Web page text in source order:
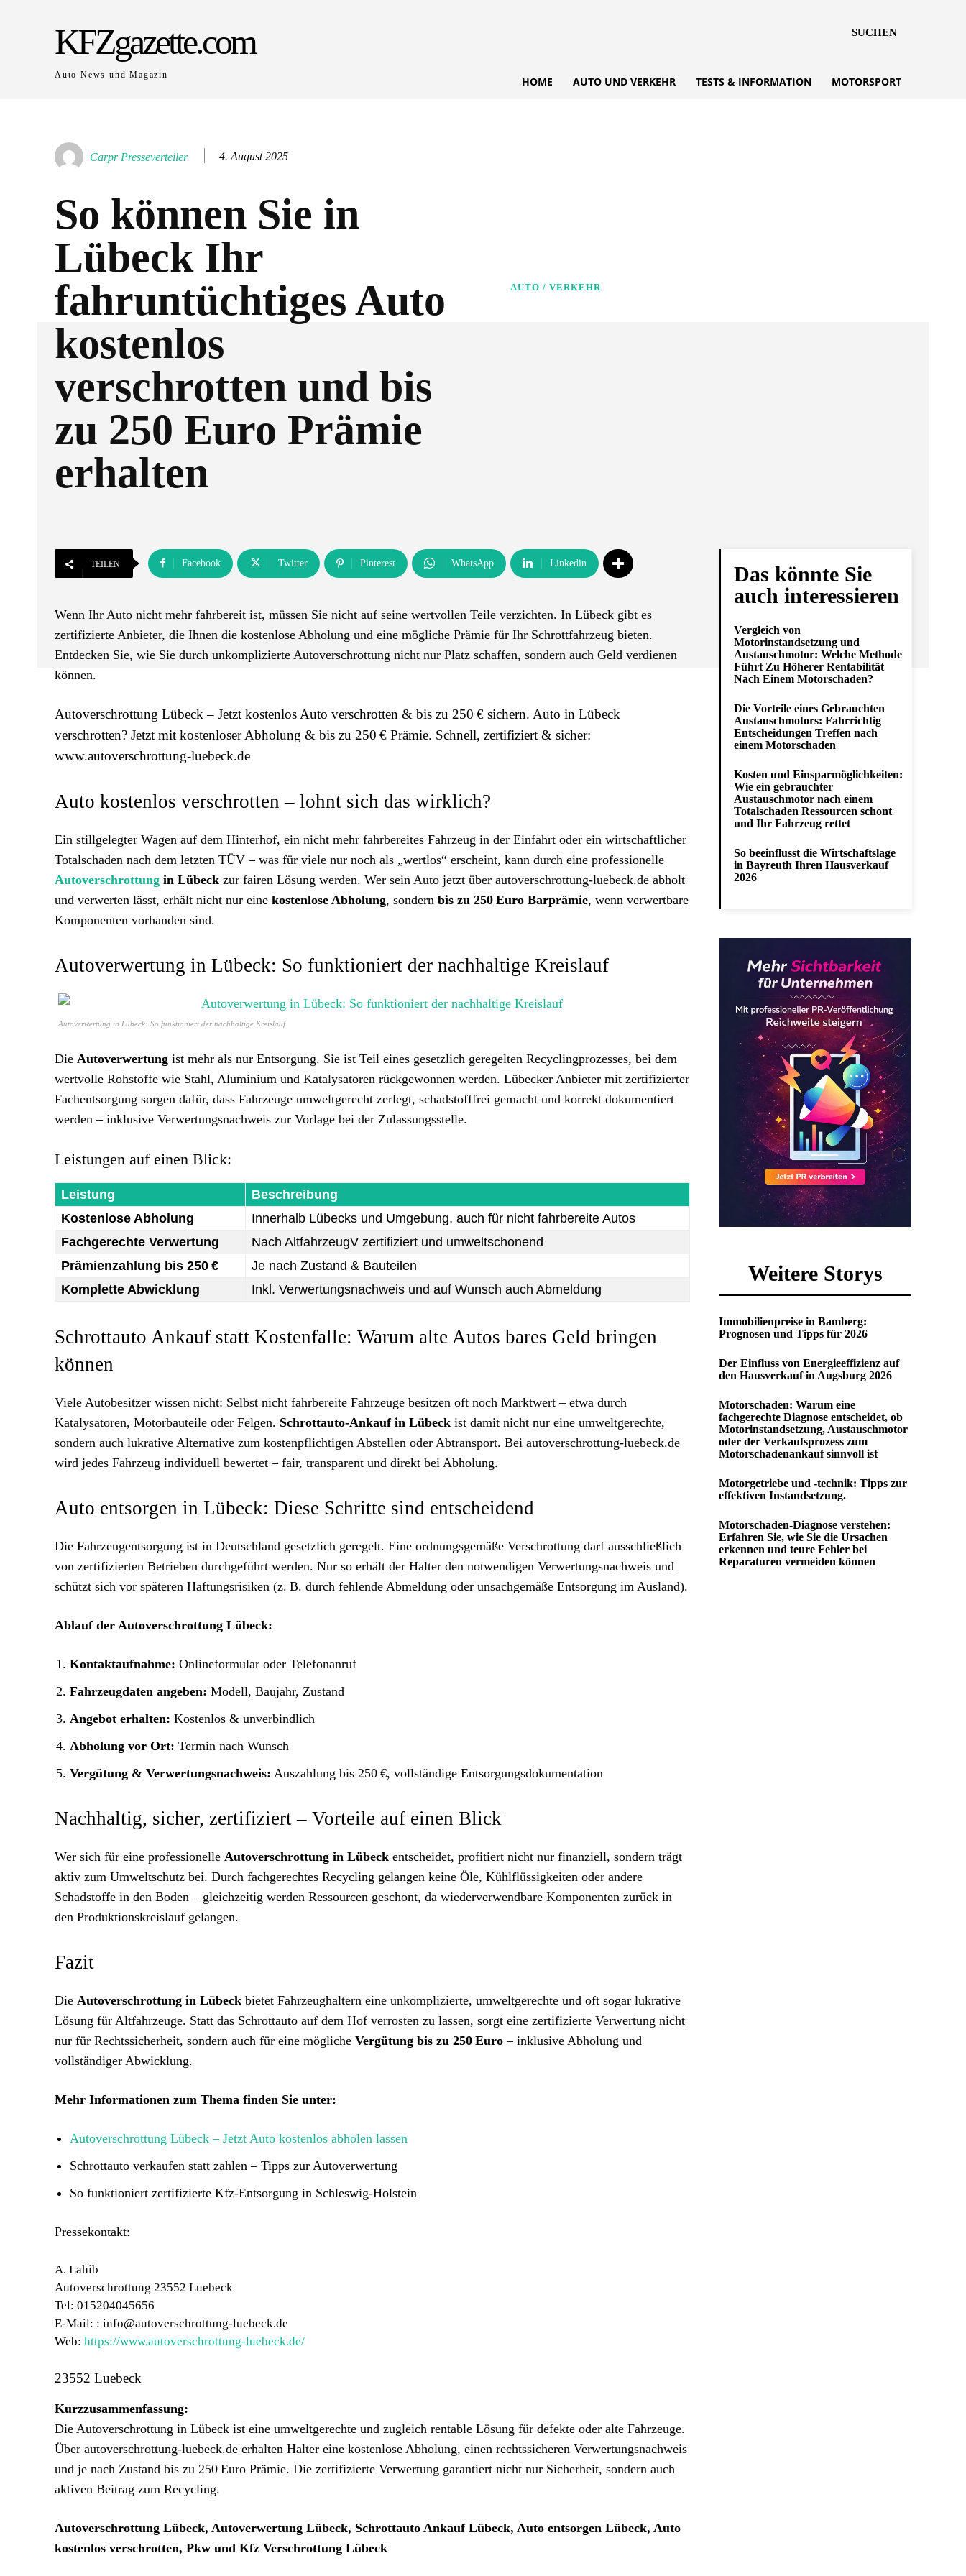
KFZgazette.com
Auto News und Magazin
SUCHEN
HOME AUTO UND VERKEHR TESTS & INFORMATION MOTORSPORT
Carpr Presseverteiler 4. August 2025
So können Sie in
Lübeck Ihr
fahruntüchtiges Auto
kostenlos
verschrotten und bis
zu 250 Euro Prämie
erhalten
AUTO / VERKEHR
TEILEN Facebook Twitter Pinterest WhatsApp Linkedin
Wenn Ihr Auto nicht mehr fahrbereit ist, müssen Sie nicht auf seine wertvollen Teile verzichten. In Lübeck gibt es
zertifizierte Anbieter, die Ihnen die kostenlose Abholung und eine mögliche Prämie für Ihr Schrottfahrzeug bieten.
Entdecken Sie, wie Sie durch unkomplizierte Autoverschrottung nicht nur Platz schaffen, sondern auch Geld verdienen
können.
Autoverschrottung Lübeck – Jetzt kostenlos Auto verschrotten & bis zu 250 € sichern. Auto in Lübeck
verschrotten? Jetzt mit kostenloser Abholung & bis zu 250 € Prämie. Schnell, zertifiziert & sicher:
www.autoverschrottung-luebeck.de
Auto kostenlos verschrotten – lohnt sich das wirklich?
Ein stillgelegter Wagen auf dem Hinterhof, ein nicht mehr fahrbereites Fahrzeug in der Einfahrt oder ein wirtschaftlicher
Totalschaden nach dem letzten TÜV – was für viele nur noch als „wertlos“ erscheint, kann durch eine professionelle
Autoverschrottung in Lübeck zur fairen Lösung werden. Wer sein Auto jetzt über autoverschrottung-luebeck.de abholt
und verwerten lässt, erhält nicht nur eine kostenlose Abholung, sondern bis zu 250 Euro Barprämie, wenn verwertbare
Komponenten vorhanden sind.
Autoverwertung in Lübeck: So funktioniert der nachhaltige Kreislauf
Autoverwertung in Lübeck: So funktioniert der nachhaltige Kreislauf
Die Autoverwertung ist mehr als nur Entsorgung. Sie ist Teil eines gesetzlich geregelten Recyclingprozesses, bei dem
wertvolle Rohstoffe wie Stahl, Aluminium und Katalysatoren rückgewonnen werden. Lübecker Anbieter mit zertifizierter
Fachentsorgung sorgen dafür, dass Fahrzeuge umweltgerecht zerlegt, schadstofffrei gemacht und korrekt dokumentiert
werden – inklusive Verwertungsnachweis zur Vorlage bei der Zulassungsstelle.
Leistungen auf einen Blick:
Leistung
Beschreibung
Kostenlose Abholung
Innerhalb Lübecks und Umgebung, auch für nicht fahrbereite Autos
Fachgerechte Verwertung
Nach AltfahrzeugV zertifiziert und umweltschonend
Prämienzahlung bis 250 €
Je nach Zustand & Bauteilen
Komplette Abwicklung
Inkl. Verwertungsnachweis und auf Wunsch auch Abmeldung
Schrottauto Ankauf statt Kostenfalle: Warum alte Autos bares Geld bringen
können
Viele Autobesitzer wissen nicht: Selbst nicht fahrbereite Fahrzeuge besitzen oft noch Marktwert – etwa durch
Katalysatoren, Motorbauteile oder Felgen. Schrottauto-Ankauf in Lübeck ist damit nicht nur eine umweltgerechte,
sondern auch lukrative Alternative zum kostenpflichtigen Abstellen oder Abtransport. Bei autoverschrottung-luebeck.de
wird jedes Fahrzeug individuell bewertet – fair, transparent und direkt bei Abholung.
Auto entsorgen in Lübeck: Diese Schritte sind entscheidend
Die Fahrzeugentsorgung ist in Deutschland gesetzlich geregelt. Eine ordnungsgemäße Verschrottung darf ausschließlich
von zertifizierten Betrieben durchgeführt werden. Nur so erhält der Halter den notwendigen Verwertungsnachweis und
schützt sich vor späteren Haftungsrisiken (z. B. durch fehlende Abmeldung oder unsachgemäße Entsorgung im Ausland).
Ablauf der Autoverschrottung Lübeck:
Kontaktaufnahme: Onlineformular oder Telefonanruf
Fahrzeugdaten angeben: Modell, Baujahr, Zustand
Angebot erhalten: Kostenlos & unverbindlich
Abholung vor Ort: Termin nach Wunsch
Vergütung & Verwertungsnachweis: Auszahlung bis 250 €, vollständige Entsorgungsdokumentation
Nachhaltig, sicher, zertifiziert – Vorteile auf einen Blick
Wer sich für eine professionelle Autoverschrottung in Lübeck entscheidet, profitiert nicht nur finanziell, sondern trägt
aktiv zum Umweltschutz bei. Durch fachgerechtes Recycling gelangen keine Öle, Kühlflüssigkeiten oder andere
Schadstoffe in den Boden – gleichzeitig werden Ressourcen geschont, da wiederverwendbare Komponenten zurück in
den Produktionskreislauf gelangen.
Fazit
Die Autoverschrottung in Lübeck bietet Fahrzeughaltern eine unkomplizierte, umweltgerechte und oft sogar lukrative
Lösung für Altfahrzeuge. Statt das Schrottauto auf dem Hof verrosten zu lassen, sorgt eine zertifizierte Verwertung nicht
nur für Rechtssicherheit, sondern auch für eine mögliche Vergütung bis zu 250 Euro – inklusive Abholung und
vollständiger Abwicklung.
Mehr Informationen zum Thema finden Sie unter:
Autoverschrottung Lübeck – Jetzt Auto kostenlos abholen lassen
Schrottauto verkaufen statt zahlen – Tipps zur Autoverwertung
So funktioniert zertifizierte Kfz-Entsorgung in Schleswig-Holstein
Pressekontakt:
A. Lahib
Autoverschrottung 23552 Luebeck
Tel: 015204045656
E-Mail: : info@autoverschrottung-luebeck.de
Web: https://www.autoverschrottung-luebeck.de/
23552 Luebeck
Kurzzusammenfassung:
Die Autoverschrottung in Lübeck ist eine umweltgerechte und zugleich rentable Lösung für defekte oder alte Fahrzeuge.
Über autoverschrottung-luebeck.de erhalten Halter eine kostenlose Abholung, einen rechtssicheren Verwertungsnachweis
und je nach Zustand bis zu 250 Euro Prämie. Die zertifizierte Verwertung garantiert nicht nur Sicherheit, sondern auch
aktiven Beitrag zum Recycling.
Autoverschrottung Lübeck, Autoverwertung Lübeck, Schrottauto Ankauf Lübeck, Auto entsorgen Lübeck, Auto
kostenlos verschrotten, Pkw und Kfz Verschrottung Lübeck
Das könnte Sie
auch interessieren
Vergleich von
Motorinstandsetzung und
Austauschmotor: Welche Methode
Führt Zu Höherer Rentabilität
Nach Einem Motorschaden?
Die Vorteile eines Gebrauchten
Austauschmotors: Fahrrichtig
Entscheidungen Treffen nach
einem Motorschaden
Kosten und Einsparmöglichkeiten:
Wie ein gebrauchter
Austauschmotor nach einem
Totalschaden Ressourcen schont
und Ihr Fahrzeug rettet
So beeinflusst die Wirtschaftslage
in Bayreuth Ihren Hausverkauf
2026
Weitere Storys
Immobilienpreise in Bamberg:
Prognosen und Tipps für 2026
Der Einfluss von Energieeffizienz auf
den Hausverkauf in Augsburg 2026
Motorschaden: Warum eine
fachgerechte Diagnose entscheidet, ob
Motorinstandsetzung, Austauschmotor
oder der Verkaufsprozess zum
Motorschadenankauf sinnvoll ist
Motorgetriebe und -technik: Tipps zur
effektiven Instandsetzung.
Motorschaden-Diagnose verstehen:
Erfahren Sie, wie Sie die Ursachen
erkennen und teure Fehler bei
Reparaturen vermeiden können